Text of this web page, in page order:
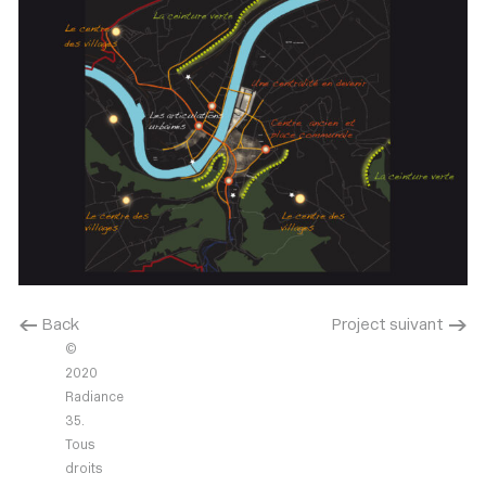
< Back Project suivant >
©
2020
Radiance
35.
Tous
droits